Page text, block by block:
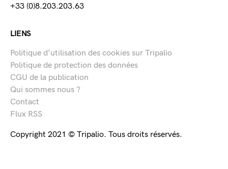
+33 (0)8.203.203.63
LIENS
Politique d’utilisation des cookies sur Tripalio
Politique de protection des données
CGU de la publication
Qui sommes nous ?
Contact
Flux RSS
Copyright 2021 © Tripalio. Tous droits réservés.